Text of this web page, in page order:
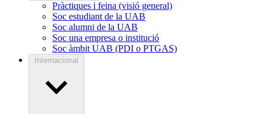
Pràctiques i feina (visió general)
Soc estudiant de la UAB
Soc alumni de la UAB
Soc una empresa o institució
Soc àmbit UAB (PDI o PTGAS)
Internacional